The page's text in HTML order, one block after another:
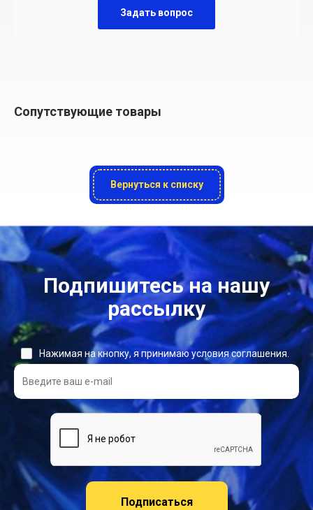
Задать вопрос
Сопутствующие товары
Вернуться к списку
Подпишитесь на нашу
рассылку
Подписаться
Нажимая на кнопку, я принимаю условия соглашения.